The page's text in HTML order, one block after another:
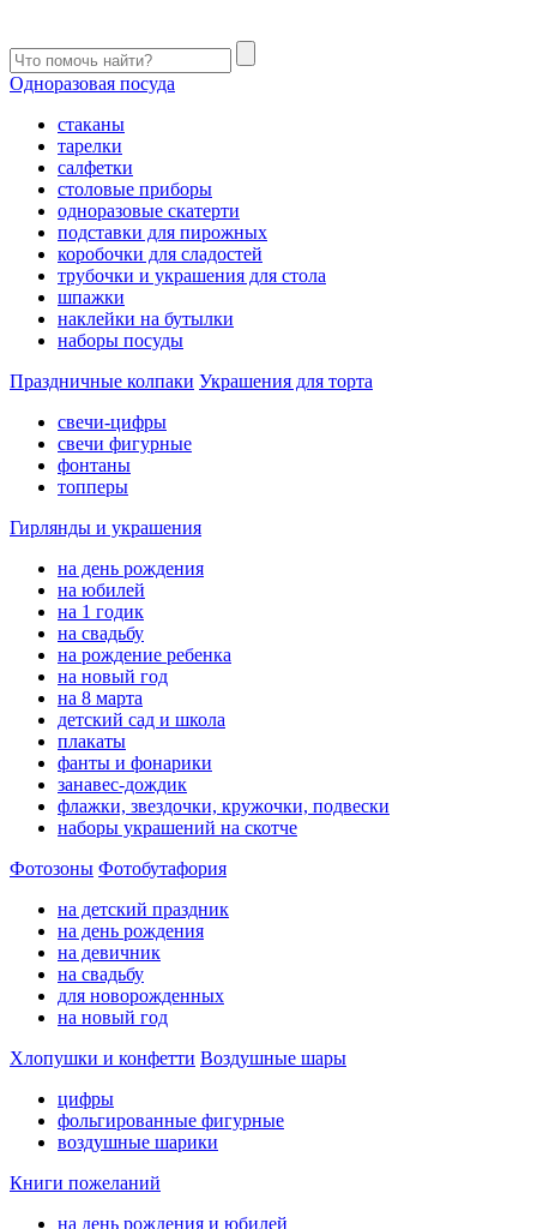
Одноразовая посуда
стаканы
тарелки
салфетки
столовые приборы
одноразовые скатерти
подставки для пирожных
коробочки для сладостей
трубочки и украшения для стола
шпажки
наклейки на бутылки
наборы посуды
Праздничные колпаки Украшения для торта
свечи-цифры
свечи фигурные
фонтаны
топперы
Гирлянды и украшения
на день рождения
на юбилей
на 1 годик
на свадьбу
на рождение ребенка
на новый год
на 8 марта
детский сад и школа
плакаты
фанты и фонарики
занавес-дождик
флажки, звездочки, кружочки, подвески
наборы украшений на скотче
Фотозоны Фотобутафория
на детский праздник
на день рождения
на девичник
на свадьбу
для новорожденных
на новый год
Хлопушки и конфетти Воздушные шары
цифры
фольгированные фигурные
воздушные шарики
Книги пожеланий
на день рождения и юбилей